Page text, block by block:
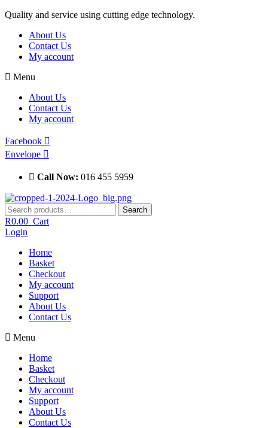
Skip
content
Quality and service using cutting edge technology.
About Us
Contact Us
My account
Menu
About Us
Contact Us
My account
Facebook
Envelope
Call Now: 016 455 5959
Search
for:
Search
R0.00 Cart
Login
Home
Basket
Checkout
My account
Support
About Us
Contact Us
Menu
Home
Basket
Checkout
My account
Support
About Us
Contact Us